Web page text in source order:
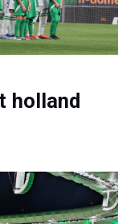
holland